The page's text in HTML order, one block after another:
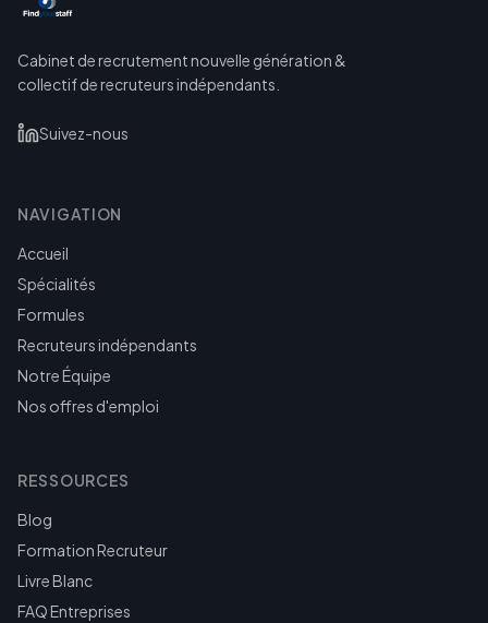
Cabinet de recrutement nouvelle génération &
collectif de recruteurs indépendants.
Suivez-nous
NAVIGATION
Accueil
Spécialités
Formules
Recruteurs indépendants
Notre Équipe
Nos offres d'emploi
RESSOURCES
Blog
Formation Recruteur
Livre Blanc
FAQ Entreprises